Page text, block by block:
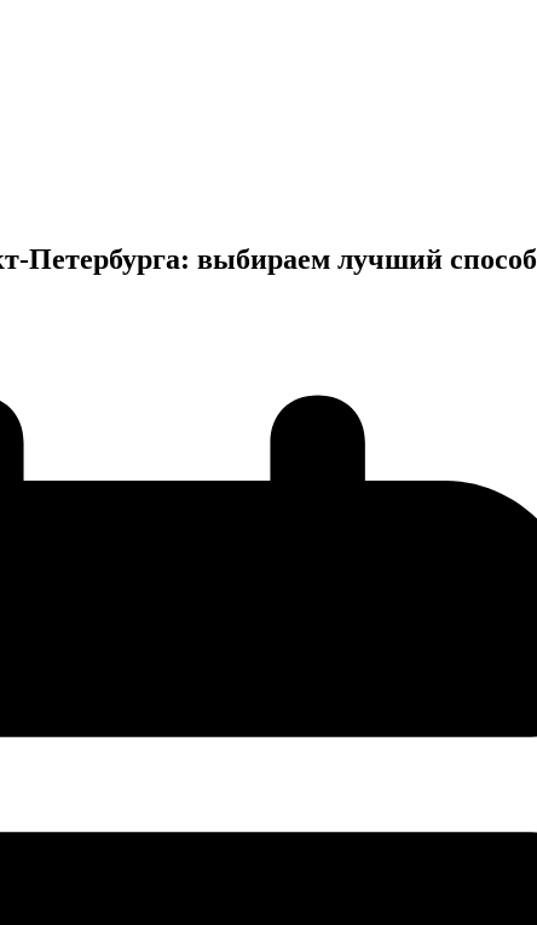
Петербурга: выбираем лучший способ